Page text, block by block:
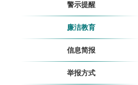
警示提醒
廉洁教育
信息简报
举报方式